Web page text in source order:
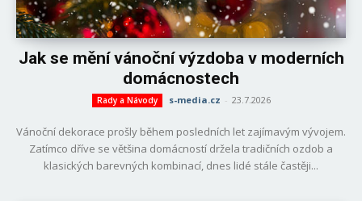
Jak se mění vánoční výzdoba v moderních
domácnostech
Rady a Návody s-media.cz - 23.7.2026
Vánoční dekorace prošly během posledních let zajímavým vývojem.
Zatímco dříve se většina domácností držela tradičních ozdob a
klasických barevných kombinací, dnes lidé stále častěji...